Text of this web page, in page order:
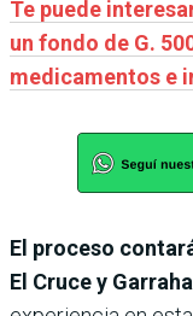
Te puede
un fondo de G.
medicamentos e
El proceso
El Cruce y